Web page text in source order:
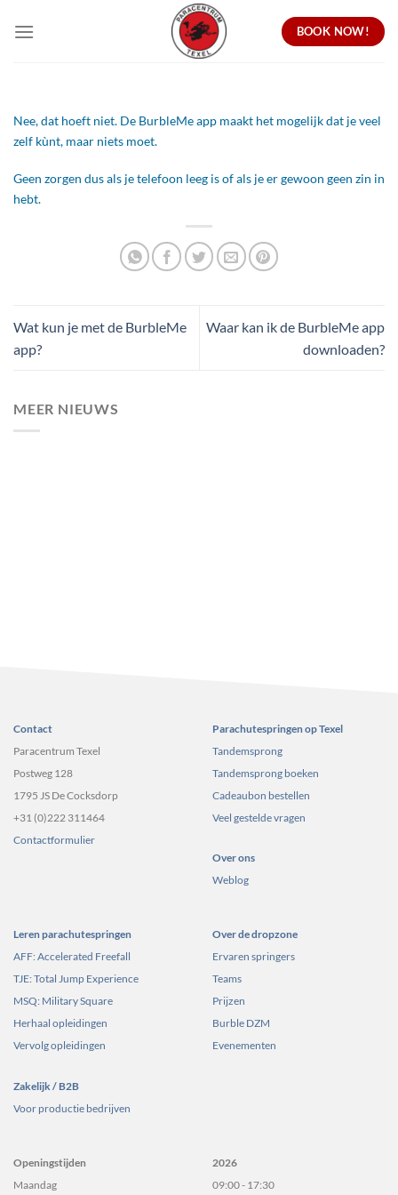
naar
BOOK NOW!
MEER NIEUWS
Nee, dat hoeft niet. De BurbleMe app maakt het mogelijk dat je veel
zelf kùnt, maar niets moet.
Geen zorgen dus als je telefoon leeg is of als je er gewoon geen zin in
hebt.
Wat kun je met de BurbleMe
app?
Waar kan ik de BurbleMe app
downloaden?
Contact
Paracentrum Texel
Postweg 128
1795 JS De Cocksdorp
+31 (0)222 311464
Contactformulier
Parachutespringen op Texel
Tandemsprong
Tandemsprong boeken
Cadeaubon bestellen
Veel gestelde vragen
Over ons
Weblog
Leren parachutespringen
AFF: Accelerated Freefall
TJE: Total Jump Experience
MSQ: Military Square
Herhaal opleidingen
Vervolg opleidingen
Zakelijk / B2B
Voor productie bedrijven
Over de dropzone
Ervaren springers
Teams
Prijzen
Burble DZM
Evenementen
Openingstijden
Maandag
2026
09:00 - 17:30